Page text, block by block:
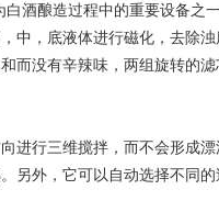
酒酿造过程中的重要设备之
中，底液体进行磁化，去除
而没有辛辣味，两组旋转的
行三维搅拌，而不会形成漂
另外，它可以自动选择不同